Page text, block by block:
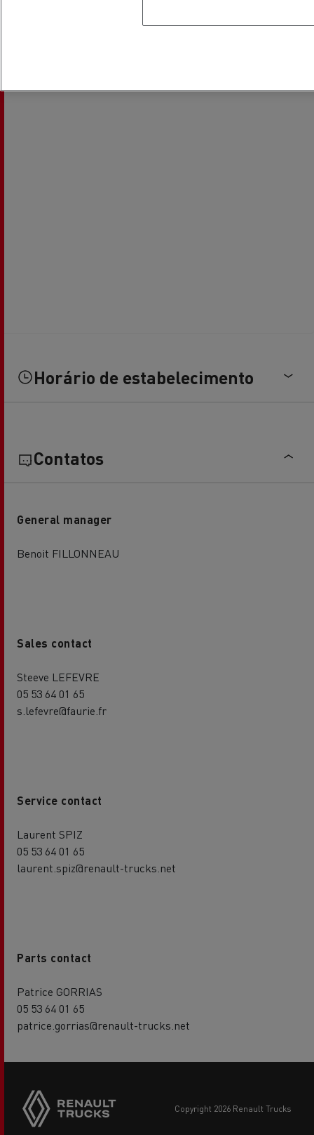
Horário de estabelecimento
Contatos
General manager
Benoit FILLONNEAU
Sales contact
Steeve LEFEVRE
05 53 64 01 65
s.lefevre@faurie.fr
Service contact
Laurent SPIZ
05 53 64 01 65
laurent.spiz@renault-trucks.net
Parts contact
Patrice GORRIAS
05 53 64 01 65
patrice.gorrias@renault-trucks.net
copyright 2026 Renault Trucks